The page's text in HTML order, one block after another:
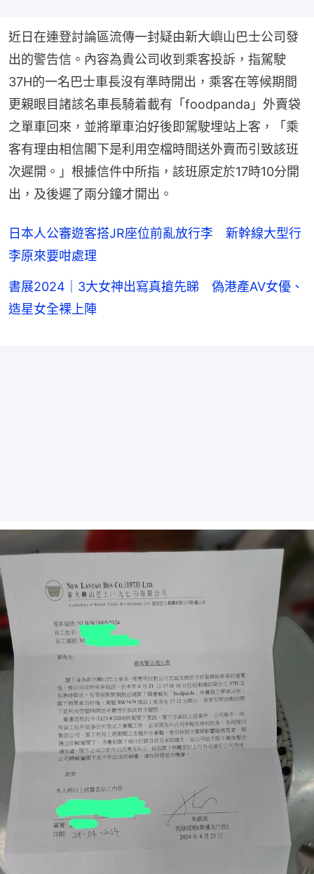
近日在連登討論區流傳一封疑由新大嶼山巴士公司發
出的警告信。內容為貴公司收到乘客投訴，指駕駛
37H的一名巴士車長沒有準時開出，乘客在等候期間
更親眼目諸該名車長騎着載有「foodpanda」外賣袋
之單車回來，並將單車泊好後即駕駛埋站上客，「乘
客有理由相信閣下是利用空檔時間送外賣而引致該班
次遲開。」根據信件中所指，該班原定於17時10分開
出，及後遲了兩分鐘才開出。
日本人公審遊客搭JR座位前亂放行李 新幹線大型行
李原來要咁處理
書展2024｜3大女神出寫真搶先睇 偽港產AV女優、
造星女全裸上陣